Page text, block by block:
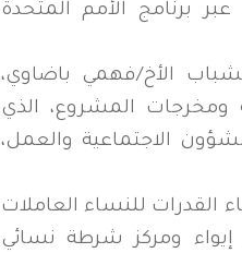
عبر برنامج الأمم المتحدة
الأخ/فهمي باضاوي،
المشروع، الذي
والشؤون الاجتماعية والعمل،
القدرات للنساء العاملات
ومركز شرطة نسائي